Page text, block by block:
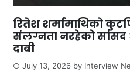
रितेश शर्मामाथिको
संलग्नता नरहेको सांसद
दाबी
July 13, 2026 by Interview